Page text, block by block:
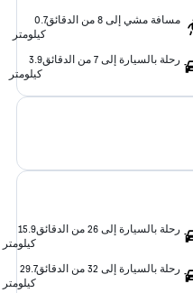
مسافة مشي إلى 8 من الدقائق
0.7
كيلومتر
رحلة بالسيارة إلى 7 من الدقائق
3.9
كيلومتر
رحلة بالسيارة إلى 26 من الدقائق
15.9
كيلومتر
رحلة بالسيارة إلى 32 من الدقائق
29.7
كيلومتر